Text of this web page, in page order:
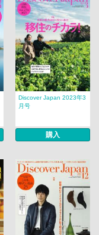
Discover Japan 2023年3
月号
購入